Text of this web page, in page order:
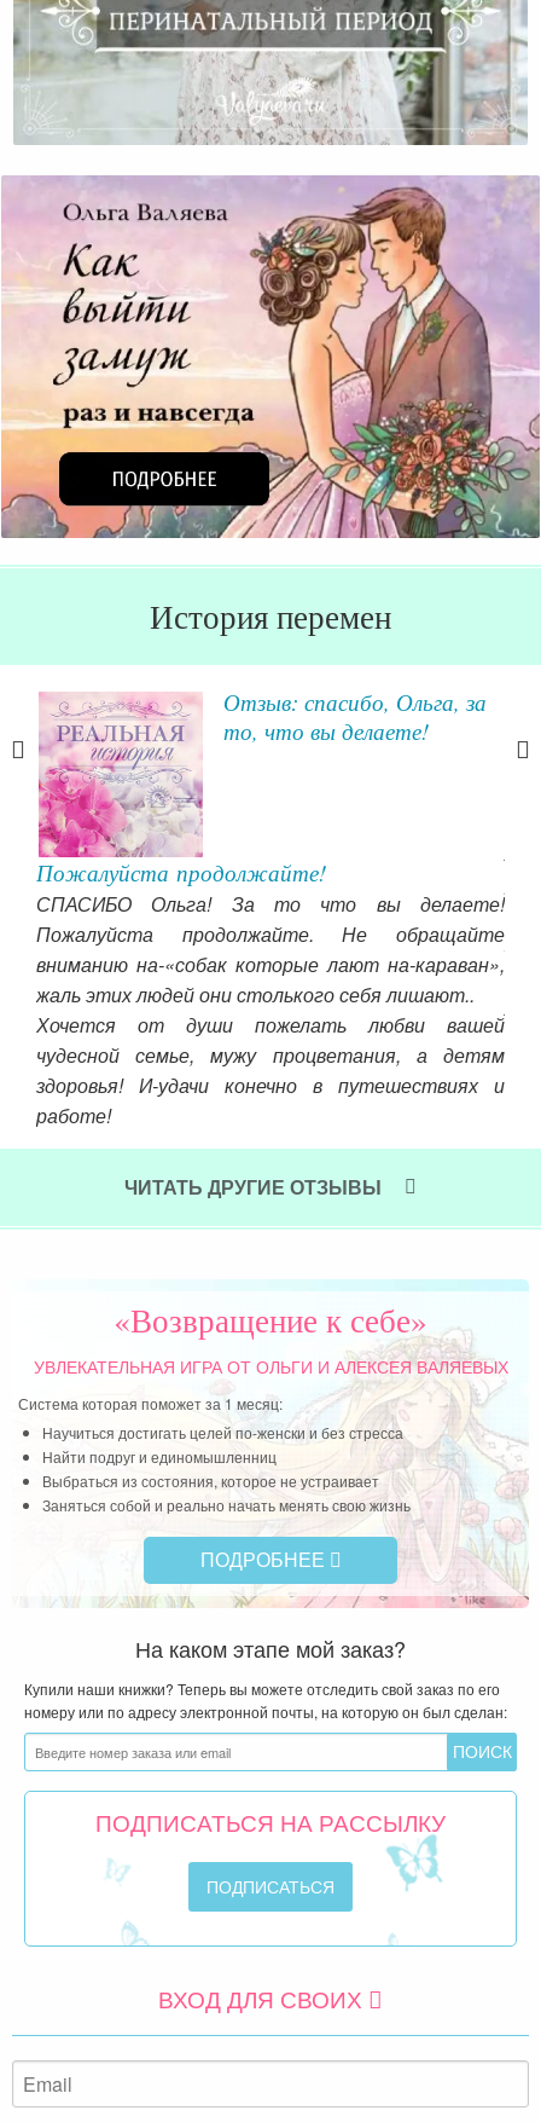
Становление Женственности. Перинатальный
Период.
История перемен
Отзыв: спасибо, Ольга, за
то, что вы делаете!
Пожалуйста продолжайте!
СПАСИБО Ольга! За то что вы делаете!
Пожалуйста продолжайте. Не обращайте
вниманию на-«собак которые лают на-караван»,
жаль этих людей они столького себя лишают..
Хочется от души пожелать любви вашей
чудесной семье, мужу процветания, а детям
здоровья! И-удачи конечно в путешествиях и
работе!
ЧИТАТЬ ДРУГИЕ ОТЗЫВЫ
«Возвращение к себе»
УВЛЕКАТЕЛЬНАЯ ИГРАОТ ОЛЬГИ И АЛЕКСЕЯ ВАЛЯЕВЫХ
Система которая поможет за 1 месяц:
Научиться достигать целей по-женски и без стресса
Найти подруг и единомышленниц
Выбраться из состояния, которое не устраивает
Заняться собой и реально начать менять свою жизнь
ПОДРОБНЕЕ
На каком этапе мой заказ?
Купили наши книжки? Теперь вы можете отследить свой заказ по его
номеру или по адресу электронной почты, на которую он был сделан:
ПОДПИСАТЬСЯ НА РАССЫЛКУ
ВХОД ДЛЯ СВОИХ